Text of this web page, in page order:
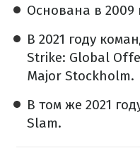
Основана в 2009
В 2021 году
Strike: Global
Major Stockholm.
В том же 2021
Slam.